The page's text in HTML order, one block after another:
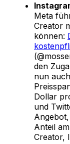
Meta
Creator
können:
den
nun
Dollar
und
Anteil
Creator,